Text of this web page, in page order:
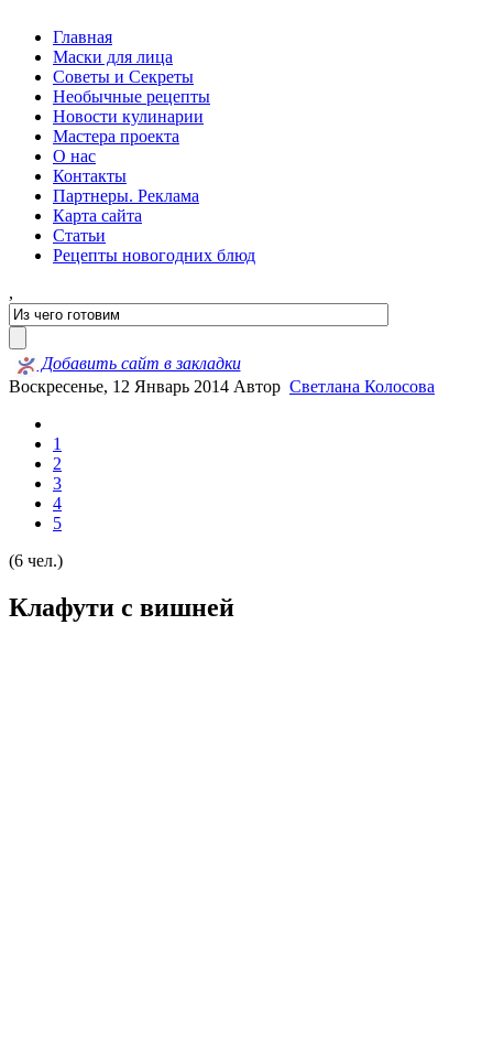
Главная
Маски для лица
Советы и Секреты
Необычные рецепты
Новости кулинарии
Мастера проекта
О нас
Контакты
Партнеры. Реклама
Карта сайта
Статьи
Рецепты новогодних блюд
,
Добавить сайт в закладки
Воскресенье, 12 Январь 2014 Автор Светлана Колосова
1
2
3
4
5
(6 чел.)
Клафути с вишней